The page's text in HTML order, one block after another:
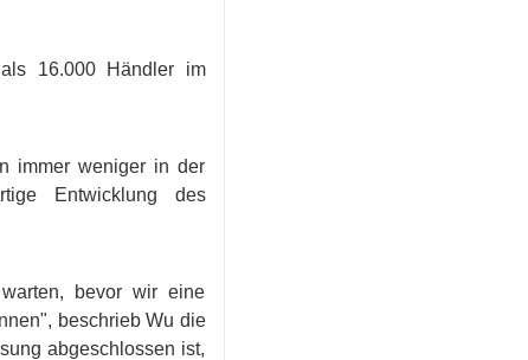
16.000 Händler im
immer weniger in der
Entwicklung des
bevor wir eine
beschrieb Wu die
abgeschlossen ist,